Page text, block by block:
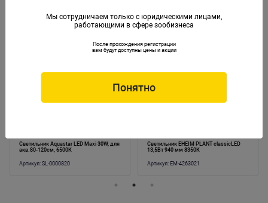
Светильник Aquastar LED Maxi 30W, для
акв.80-120см, 6500К
Артикул: SL-0000820
Светильник EHEIM PLANT classicLED
13,5Вт 940 мм 8350К
Артикул: EM-4263021
Мы сотрудничаем только с юридическими лицами,
работающими в сфере зообизнеса
После прохождения регистрации
вам будут доступны цены и акции
Понятно